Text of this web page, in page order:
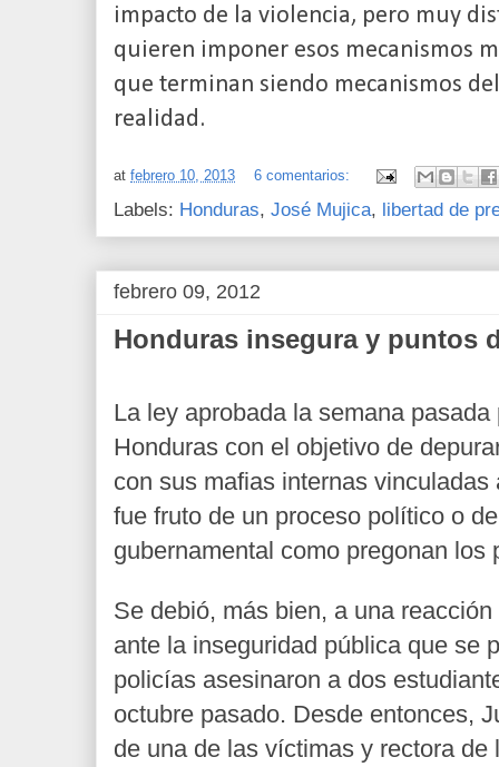
impacto de la violencia, pero muy
quieren imponer esos mecanismos
que terminan siendo mecanismos
realidad.
at febrero 10, 2013 6 comentarios:
Labels: Honduras, José Mujica, libertad de
febrero 09, 2012
Honduras insegura y puntos
La ley aprobada la semana
Honduras con el objetivo de
con sus mafias internas
fue fruto de un proceso político o
gubernamental como pregonan los
Se debió, más bien, a una
ante la inseguridad pública que se
policías asesinaron a dos
octubre pasado. Desde entonces,
de una de las víctimas y rectora de